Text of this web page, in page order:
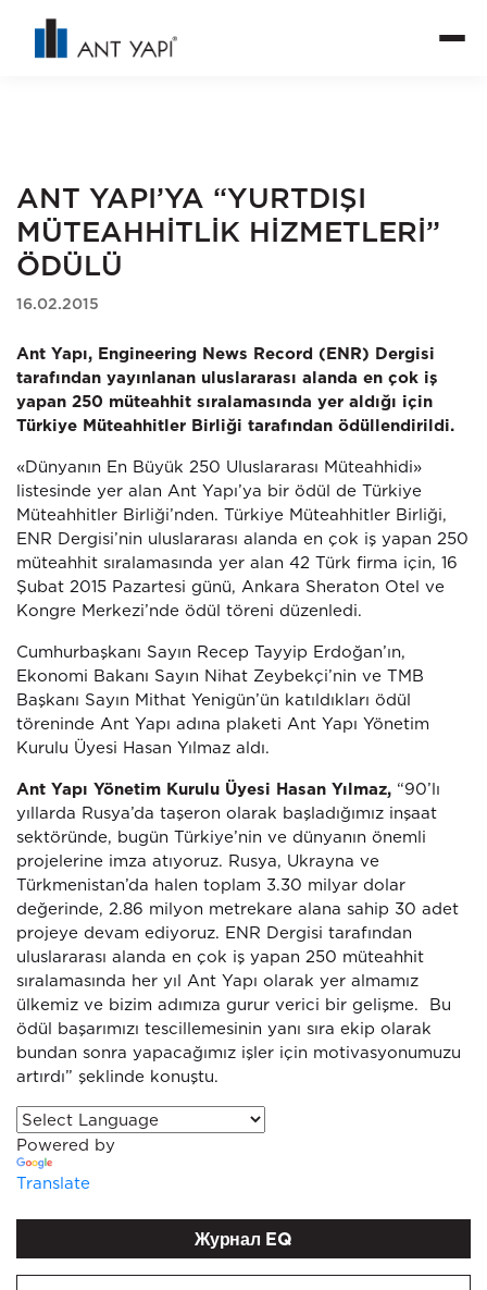
ANT YAPI’YA “YURTDIŞI
MÜTEAHHİTLİK HİZMETLERİ”
ÖDÜLÜ
16.02.2015
Ant Yapı, Engineering News Record (ENR) Dergisi
tarafından yayınlanan uluslararası alanda en çok iş
yapan 250 müteahhit sıralamasında yer aldığı için
Türkiye Müteahhitler Birliği tarafından ödüllendirildi.
«Dünyanın En Büyük 250 Uluslararası Müteahhidi»
listesinde yer alan Ant Yapı’ya bir ödül de Türkiye
Müteahhitler Birliği’nden. Türkiye Müteahhitler Birliği,
ENR Dergisi’nin uluslararası alanda en çok iş yapan 250
müteahhit sıralamasında yer alan 42 Türk firma için, 16
Şubat 2015 Pazartesi günü, Ankara Sheraton Otel ve
Kongre Merkezi’nde ödül töreni düzenledi.
Cumhurbaşkanı Sayın Recep Tayyip Erdoğan’ın,
Ekonomi Bakanı Sayın Nihat Zeybekçi’nin ve TMB
Başkanı Sayın Mithat Yenigün’ün katıldıkları ödül
töreninde Ant Yapı adına plaketi Ant Yapı Yönetim
Kurulu Üyesi Hasan Yılmaz aldı.
Ant Yapı Yönetim Kurulu Üyesi Hasan Yılmaz, “90’lı
yıllarda Rusya’da taşeron olarak başladığımız inşaat
sektöründe, bugün Türkiye’nin ve dünyanın önemli
projelerine imza atıyoruz. Rusya, Ukrayna ve
Türkmenistan’da halen toplam 3.30 milyar dolar
değerinde, 2.86 milyon metrekare alana sahip 30 adet
projeye devam ediyoruz. ENR Dergisi tarafından
uluslararası alanda en çok iş yapan 250 müteahhit
sıralamasında her yıl Ant Yapı olarak yer almamız
ülkemiz ve bizim adımıza gurur verici bir gelişme. Bu
ödül başarımızı tescillemesinin yanı sıra ekip olarak
bundan sonra yapacağımız işler için motivasyonumuzu
artırdı” şeklinde konuştu.
Powered by
Translate
Журнал EQ